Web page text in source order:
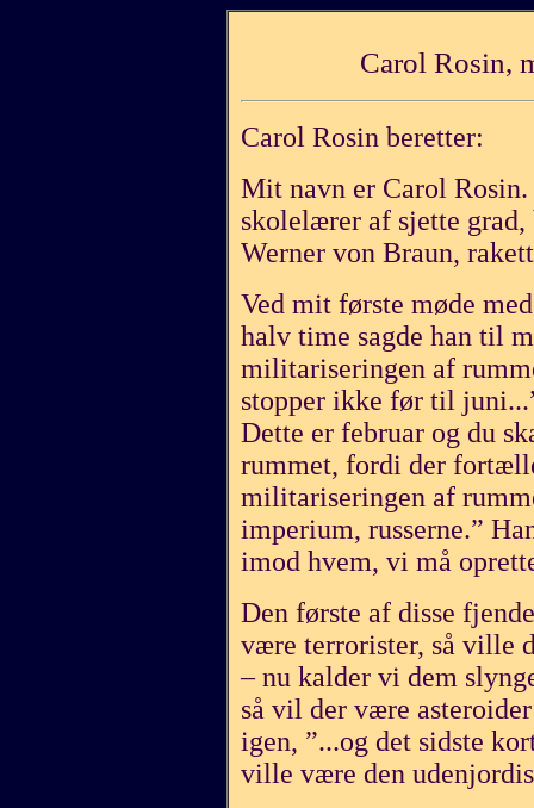
Carol Rosin,
Carol Rosin beretter:
Mit navn er Carol
skolelærer af sjette
Werner von Braun,
Ved mit første møde
halv time sagde han til
militariseringen af
stopper ikke før til
Dette er februar og du
rummet, fordi der
militariseringen af
imperium, russerne.”
imod hvem, vi må
Den første af disse
være terrorister, så ville
– nu kalder vi dem
så vil der være
igen, ”...og det sidste
ville være den